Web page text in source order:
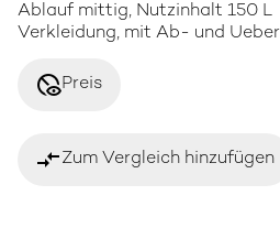
Ablauf mittig, Nutzinhalt 150 L
Verkleidung, mit Ab- und
disabled_visiblePreis
compare_arrowsZum Vergleich hinzufügen